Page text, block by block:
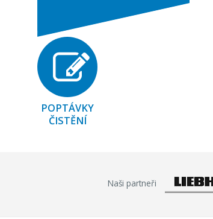
POPTÁVKY
ČISTĚNÍ
Naši partneři